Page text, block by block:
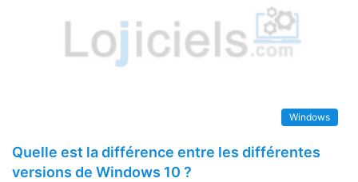
Windows
Quelle est la différence entre les différentes
versions de Windows 10 ?